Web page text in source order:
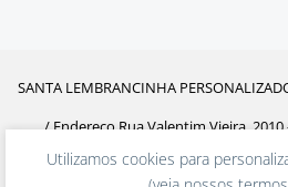
SANTA LEMBRANCINHA
/ Endereço Rua Valentim Vieira, 2010
Biguaçu – SC,
Utilizamos cookies para